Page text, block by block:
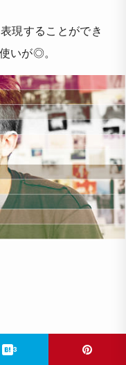
現することができ
いが◎。
3